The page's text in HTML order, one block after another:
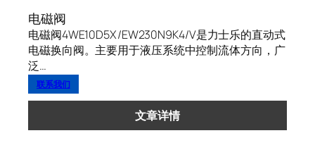
电磁阀
电磁阀4WE10D5X/EW230N9K4/V是力士乐的直动式
电磁换向阀。主要用于液压系统中控制流体方向，广
泛…
联系我们
文章详情